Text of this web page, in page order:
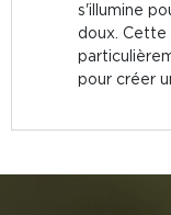
s'illumine
doux. Cette
pour créer